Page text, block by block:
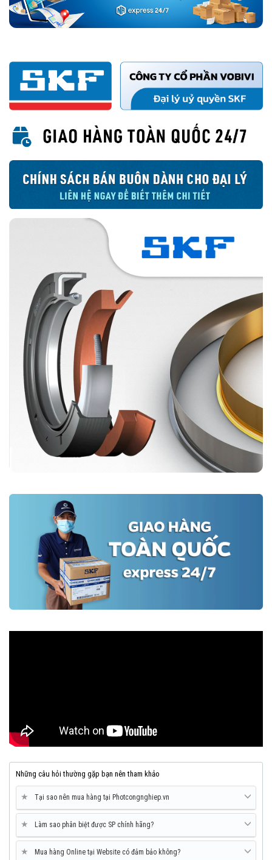
Trong điều kiện làm việc khắc nghiệt, bụi bẩn, hơi nước và tạp chất
thâm nhập có thể làm cản chuyển động quay của vòng bi. Từ đó
làm giảm hiệu suất hoạt động và khiến vòng bi hư hỏng sớm hơn
dự kiến.
Tất cả vòng bi muốn hoạt động tốt đều phải có phớt chặn chất bôi
trơn. Chọn phớt phù hợp giúp cải thiện độ tin cậy của máy móc,
giảm ma sát và tổn thất năng lượng cũng như kéo dài tuổi thọ chất
Phớt công nghiệp.vn - Đại lý uỷ quyền chính hãng
Các sản phẩm phớt chính hãng SKF được phân phối bởi hệ thống
Đại lý uỷ quyền chính hãng. Đây là những đơn vị uy tín, có nhiều kinh
nghiệm trong lĩnh vực phân phối phớt và vòng bi công nghiệp. Tất
cả đại lý uỷ quyền của SKF đều phải đáp ứng các tiêu chí về năng
lực phân phối, tồn kho, tiến độ giao hàng.
Photcongnghiep.vn
là một trong những đại lý tiêu biểu thuộc hệ
thống đại lý uỷ quyền SKF. Sau nhiều năm hoạt động, chúng tôi luôn
được khách hàng tin tưởng và lựa chọn là điểm đến hàng đầu khi
có nhu cầu mua phớt chắn dầu và các sản phẩm khác của SKF.
Đến với chúng tôi, khách hàng hoàn toàn yên tâm bởi 100% sản
phẩm nhập khẩu trực tiếp từ các nhà máy SKF, đầy đủ chứng nhận
CO CQ.
Liên hệ đặt hàng:
Đại lý ủy quyền SKF chính hãng tại Việt Nam
Hotline: 0961 633 389​ - 096 1368 566
Những câu hỏi thường gặp bạn nên tham khảo
★ Tại sao nên mua hàng tại Photcongnghiep.vn
★ Làm sao phân biệt được SP chính hãng?
★ Mua hàng Online tại Website có đảm bảo không?